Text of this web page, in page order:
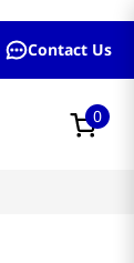
Contact Us
0